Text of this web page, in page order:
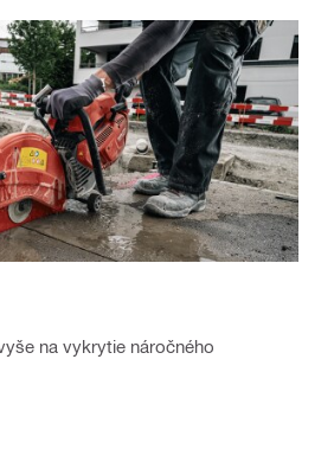
na vykrytie náročného